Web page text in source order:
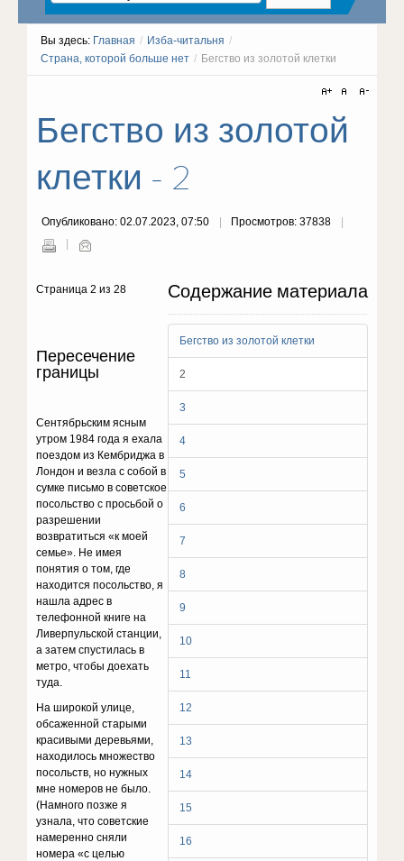
Вы здесь: Главная / Изба-читальня /
Страна, которой больше нет / Бегство из золотой клетки
Бегство из золотой
клетки - 2
Опубликовано: 02.07.2023, 07:50 Просмотров: 37838
Содержание материала
Бегство из золотой клетки
2
3
4
5
6
7
8
9
10
11
12
13
14
15
16
Страница 2 из 28
Пересечение
границы
Сентябрьским ясным
утром 1984 года я ехала
поездом из Кембриджа в
Лондон и везла с собой в
сумке письмо в советское
посольство с просьбой о
разрешении
возвратиться «к моей
семье». Не имея
понятия о том, где
находится посольство, я
нашла адрес в
телефонной книге на
Ливерпульской станции,
а затем спустилась в
метро, чтобы доехать
туда.
На широкой улице,
обсаженной старыми
красивыми деревьями,
находилось множество
посольств, но нужных
мне номеров не было.
(Намного позже я
узнала, что советские
намеренно сняли
номера «с целью